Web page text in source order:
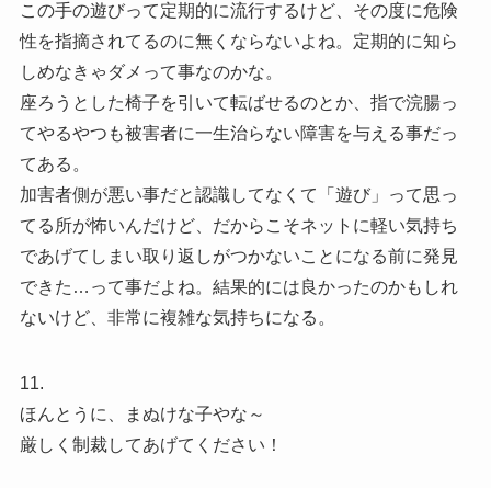
この手の遊びって定期的に流行するけど、その度に危険
性を指摘されてるのに無くならないよね。定期的に知ら
しめなきゃダメって事なのかな。
座ろうとした椅子を引いて転ばせるのとか、指で浣腸っ
てやるやつも被害者に一生治らない障害を与える事だっ
てある。
加害者側が悪い事だと認識してなくて「遊び」って思っ
てる所が怖いんだけど、だからこそネットに軽い気持ち
であげてしまい取り返しがつかないことになる前に発見
できた…って事だよね。結果的には良かったのかもしれ
ないけど、非常に複雑な気持ちになる。
11.
ほんとうに、まぬけな子やな～
厳しく制裁してあげてください！